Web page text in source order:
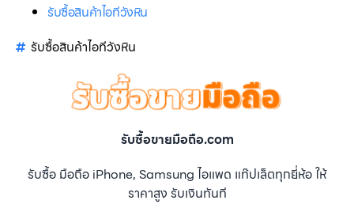
รับซื้อสินค้าไอทีวังหิน
รับซื้อสินค้าไอทีวังหิน
รับซื้อขายมือถือ.com
รับซื้อ มือถือ iPhone, Samsung ไอแพด แท๊ปเล็ตทุกยี่ห้อ ให้
ราคาสูง รับเงินทันที